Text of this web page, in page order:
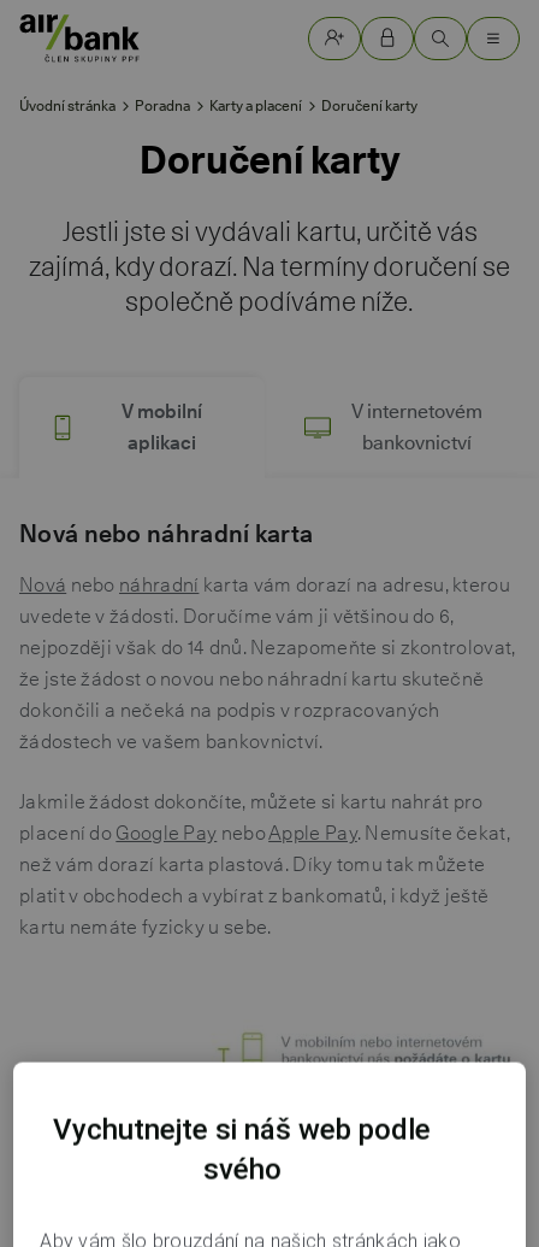
Doručení karty
Jestli jste si vydávali kartu, určitě vás
zajímá, kdy dorazí. Na termíny doručení se
společně podíváme níže.
Doručení karty
Karty a placení
Poradna
Úvodní stránka
V mobilní
aplikaci
V internetovém
bankovnictví
Nová nebo náhradní karta
Nová nebo náhradní karta vám dorazí na adresu, kterou
uvedete v žádosti. Doručíme vám ji většinou do 6,
nejpozději však do 14 dnů. Nezapomeňte si zkontrolovat,
že jste žádost o novou nebo náhradní kartu skutečně
dokončili a nečeká na podpis v rozpracovaných
žádostech ve vašem bankovnictví.
Jakmile žádost dokončíte, můžete si kartu nahrát pro
placení do Google Pay neboApple Pay. Nemusíte čekat,
než vám dorazí karta plastová. Díky tomu tak můžete
platit v obchodech a vybírat z bankomatů, i když ještě
kartu nemáte fyzicky u sebe.
Vychutnejte si náš web podle
svého
Aby vám šlo brouzdání na našich stránkách jako